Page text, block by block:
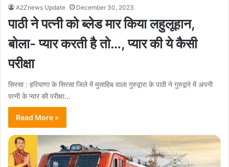
A2Znews Update December 30, 2023
पाठी ने पत्नी को ब्लेड मार किया लहुलूहान,
बोला- प्यार करती है तो…, प्यार की ये कैसी
परीक्षा
सिरसा : हरियाणा के सिरसा जिले में मुसाहिब वाला गुरुद्वारा के पाठी ने गुरुद्वारे में अपनी
पत्नी के प्यार की परीक्षा…
Read More »